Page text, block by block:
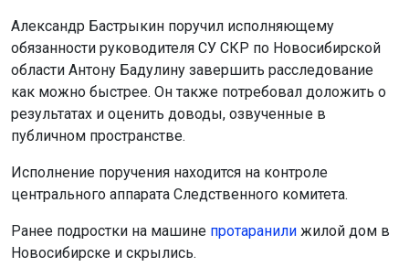
Александр Бастрыкин поручил исполняющему
обязанности руководителя СУ СКР по Новосибирской
области Антону Бадулину завершить расследование
как можно быстрее. Он также потребовал доложить о
результатах и оценить доводы, озвученные в
публичном пространстве.
Исполнение поручения находится на контроле
центрального аппарата Следственного комитета.
Ранее подростки на машине протаранили жилой дом в
Новосибирске и скрылись.